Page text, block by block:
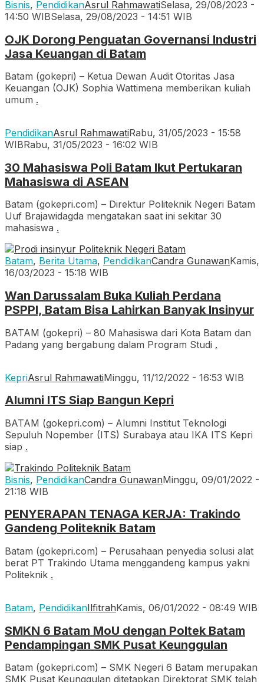
Bisnis, PendidikanAsrul RahmawatiSelasa, 29/08/2023 -
14:50 WIBSelasa, 29/08/2023 - 14:51 WIB
OJK Dorong Penguatan Governansi Industri
Jasa Keuangan di Batam
Batam (gokepri) – Ketua Dewan Audit Otoritas Jasa
Keuangan (OJK) Sophia Wattimena memberikan kuliah
umum .
PendidikanAsrul RahmawatiRabu, 31/05/2023 - 15:58
WIBRabu, 31/05/2023 - 16:02 WIB
30 Mahasiswa Poli Batam Ikut Pertukaran
Mahasiswa di ASEAN
Batam (gokepri.com) – Direktur Politeknik Negeri Batam
Uuf Brajawidagda mengatakan saat ini sekitar 30
mahasiswa .
Batam, Berita Utama, PendidikanCandra GunawanKamis,
16/03/2023 - 15:18 WIB
Wan Darussalam Buka Kuliah Perdana
PSPPI, Batam Bisa Lahirkan Banyak Insinyur
BATAM (gokepri) – 80 Mahasiswa dari Kota Batam dan
Padang yang bergabung dalam Program Studi .
KepriAsrul RahmawatiMinggu, 11/12/2022 - 16:53 WIB
Alumni ITS Siap Bangun Kepri
BATAM (gokepri.com) – Alumni Institut Teknologi
Sepuluh Nopember (ITS) Surabaya atau IKA ITS Kepri
siap .
Bisnis, PendidikanCandra GunawanMinggu, 09/01/2022 -
21:18 WIB
PENYERAPAN TENAGA KERJA: Trakindo
Gandeng Politeknik Batam
Batam (gokepri.com) – Perusahaan penyedia solusi alat
berat PT Trakindo Utama menggandeng kampus yakni
Politeknik .
Batam, PendidikanIlfitrahKamis, 06/01/2022 - 08:49 WIB
SMKN 6 Batam MoU dengan Poltek Batam
Pendampingan SMK Pusat Keunggulan
Batam (gokepri.com) – SMK Negeri 6 Batam merupakan
SMK Pusat Keunggulan ditetapkan Direktorat SMK telah